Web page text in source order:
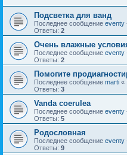
Подсветка для ванд
Последнее сообщение eventy
Ответы: 2
Очень влажные
Последнее сообщение eventy
Ответы: 2
Помогите
Последнее сообщение marti «
Ответы: 3
Vanda coerulea
Последнее сообщение eventy
Ответы: 5
Родословная
Последнее сообщение eventy
Ответы: 9